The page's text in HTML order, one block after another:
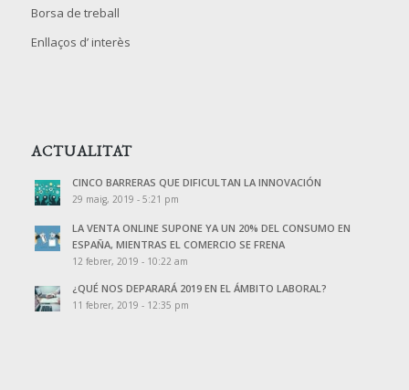
Borsa de treball
Enllaços d’ interès
ACTUALITAT
CINCO BARRERAS QUE DIFICULTAN LA INNOVACIÓN
29 maig, 2019 - 5:21 pm
LA VENTA ONLINE SUPONE YA UN 20% DEL CONSUMO EN
ESPAÑA, MIENTRAS EL COMERCIO SE FRENA
12 febrer, 2019 - 10:22 am
¿QUÉ NOS DEPARARÁ 2019 EN EL ÁMBITO LABORAL?
11 febrer, 2019 - 12:35 pm